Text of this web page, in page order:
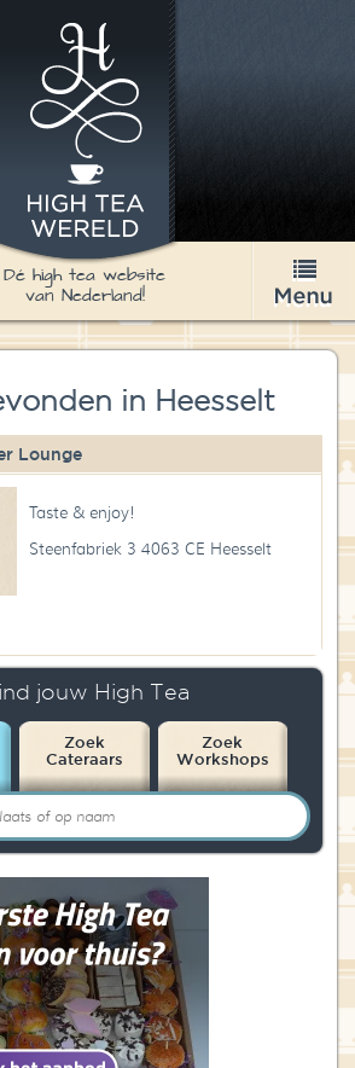
Dé high tea website
van Nederland!
in Heesselt
Lounge
Taste & enjoy!
Steenfabriek 3 4063 CE Heesselt
jouw High Tea
Zoek
Cateraars
Zoek
Workshops